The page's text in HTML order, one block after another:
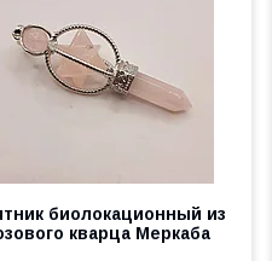
биолокационный из
кварца Меркаба